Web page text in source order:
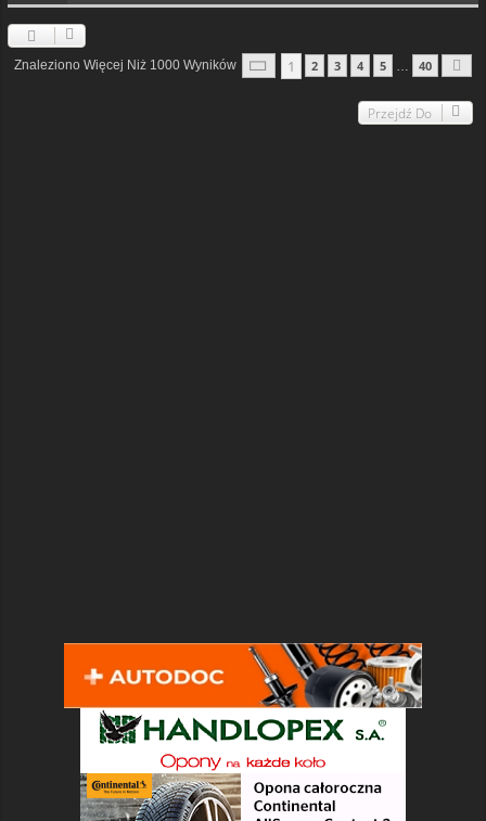
Znaleziono Więcej Niż 1000 Wyników Strona1 40
1 2 3 4 5 40
Przejdź Do